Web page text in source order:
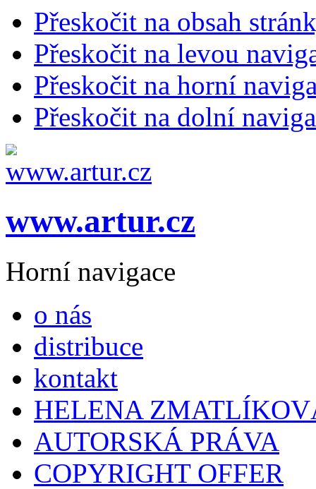
Přeskočit na obsah
Přeskočit na levou
Přeskočit na horní
Přeskočit na dolní
www.artur.cz
Horní navigace
o nás
distribuce
kontakt
HELENA
AUTORSKÁ PRÁVA
COPYRIGHT OFFER